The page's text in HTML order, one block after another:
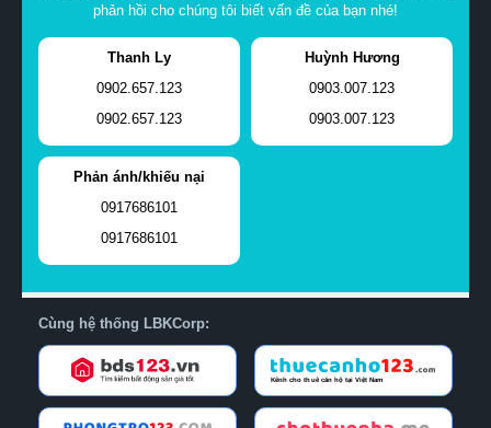
phản hồi cho chúng tôi biết vấn đề của bạn nhé!
Thanh Ly
0902.657.123
0902.657.123
Huỳnh Hương
0903.007.123
0903.007.123
Phản ánh/khiếu nại
0917686101
0917686101
Cùng hệ thống LBKCorp: